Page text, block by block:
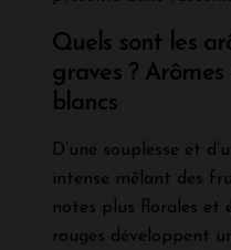
Quels sont les
graves ?
blancs
D’une souplesse et
intense mêlant des
notes plus florales et
rouges développent